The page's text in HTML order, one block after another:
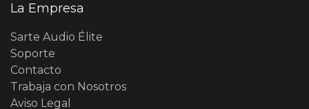
La Empresa
Sarte Audio Élite
Soporte
Contacto
Trabaja con Nosotros
Aviso Legal